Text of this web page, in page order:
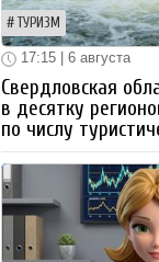
ТУРИЗМ
17:15 | 6 августа
Свердловская
в десятку
по числу